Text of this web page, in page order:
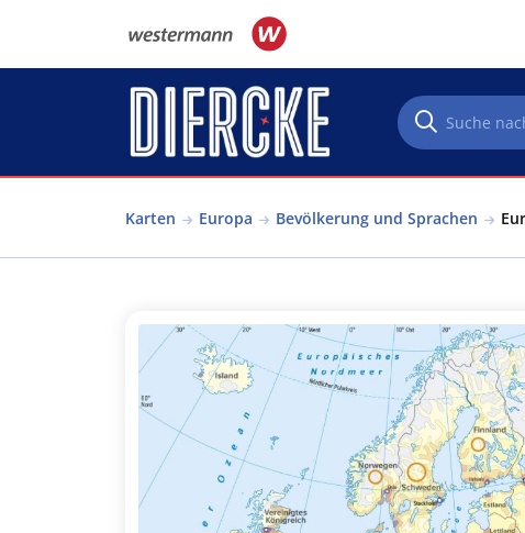
Karten Europa Bevölkerung und Sprachen